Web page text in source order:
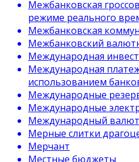
Межбанковская
режиме реального
Межбанковская
Межбанковский
Международная
Международная
использованием
Международные
Международные
Международный
Мерные слитки
Мерчант
Местные бюджеты